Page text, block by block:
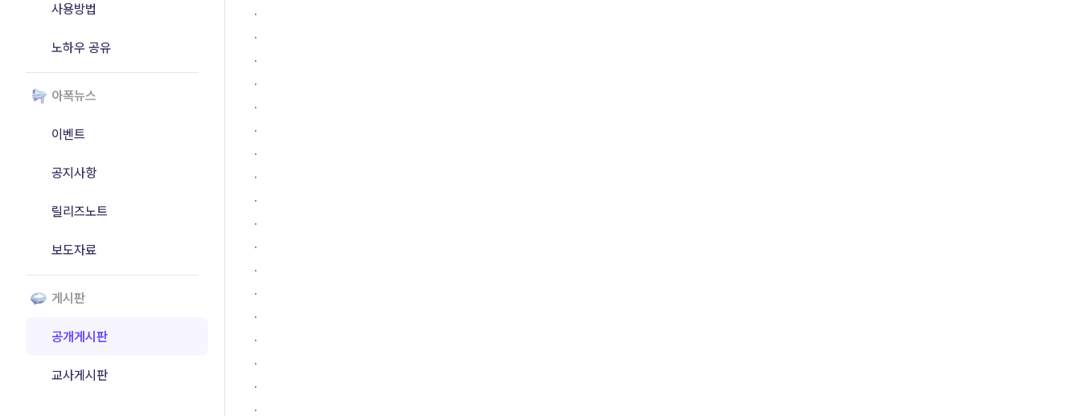
사용방법
노하우 공유
아폭뉴스
이벤트
공지사항
릴리즈노트
보도자료
게시판
공개게시판
교사게시판
.
.
.
.
.
.
.
.
.
.
.
.
.
.
.
.
.
.